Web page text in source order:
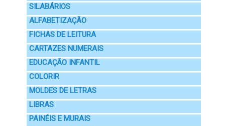
SILABÁRIOS
ALFABETIZAÇÃO
FICHAS DE LEITURA
CARTAZES NUMERAIS
EDUCAÇÃO INFANTIL
COLORIR
MOLDES DE LETRAS
LIBRAS
PAINÉIS E MURAIS